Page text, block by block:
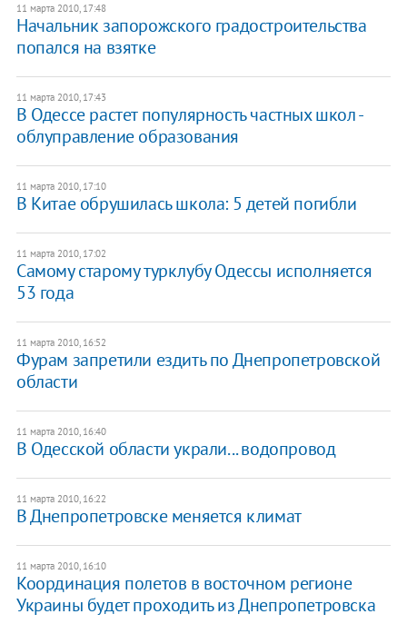
11 марта 2010, 17:48
Начальник запорожского градостроительства
попался на взятке
11 марта 2010, 17:43
В Одессе растет популярность частных школ -
облуправление образования
11 марта 2010, 17:10
В Китае обрушилась школа: 5 детей погибли
11 марта 2010, 17:02
Самому старому турклубу Одессы исполняется
53 года
11 марта 2010, 16:52
Фурам запретили ездить по Днепропетровской
области
11 марта 2010, 16:40
В Одесской области украли... водопровод
11 марта 2010, 16:22
В Днепропетровске меняется климат
11 марта 2010, 16:10
Координация полетов в восточном регионе
Украины будет проходить из Днепропетровска